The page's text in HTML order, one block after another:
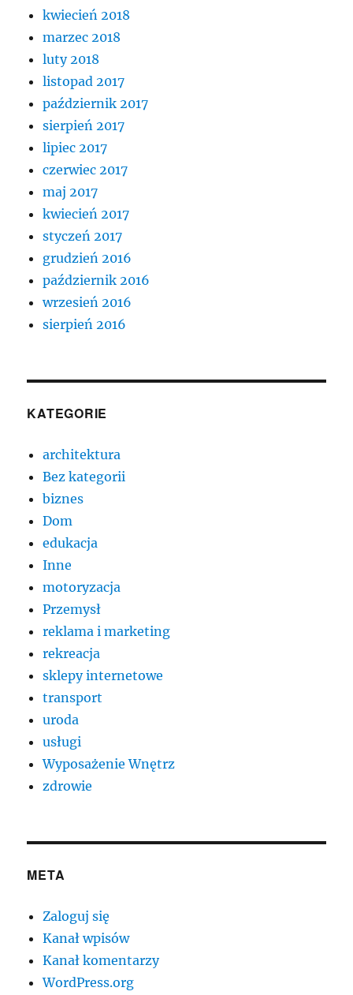
kwiecień 2018
marzec 2018
luty 2018
listopad 2017
październik 2017
sierpień 2017
lipiec 2017
czerwiec 2017
maj 2017
kwiecień 2017
styczeń 2017
grudzień 2016
październik 2016
wrzesień 2016
sierpień 2016
KATEGORIE
architektura
Bez kategorii
biznes
Dom
edukacja
Inne
motoryzacja
Przemysł
reklama i marketing
rekreacja
sklepy internetowe
transport
uroda
usługi
Wyposażenie Wnętrz
zdrowie
META
Zaloguj się
Kanał wpisów
Kanał komentarzy
WordPress.org